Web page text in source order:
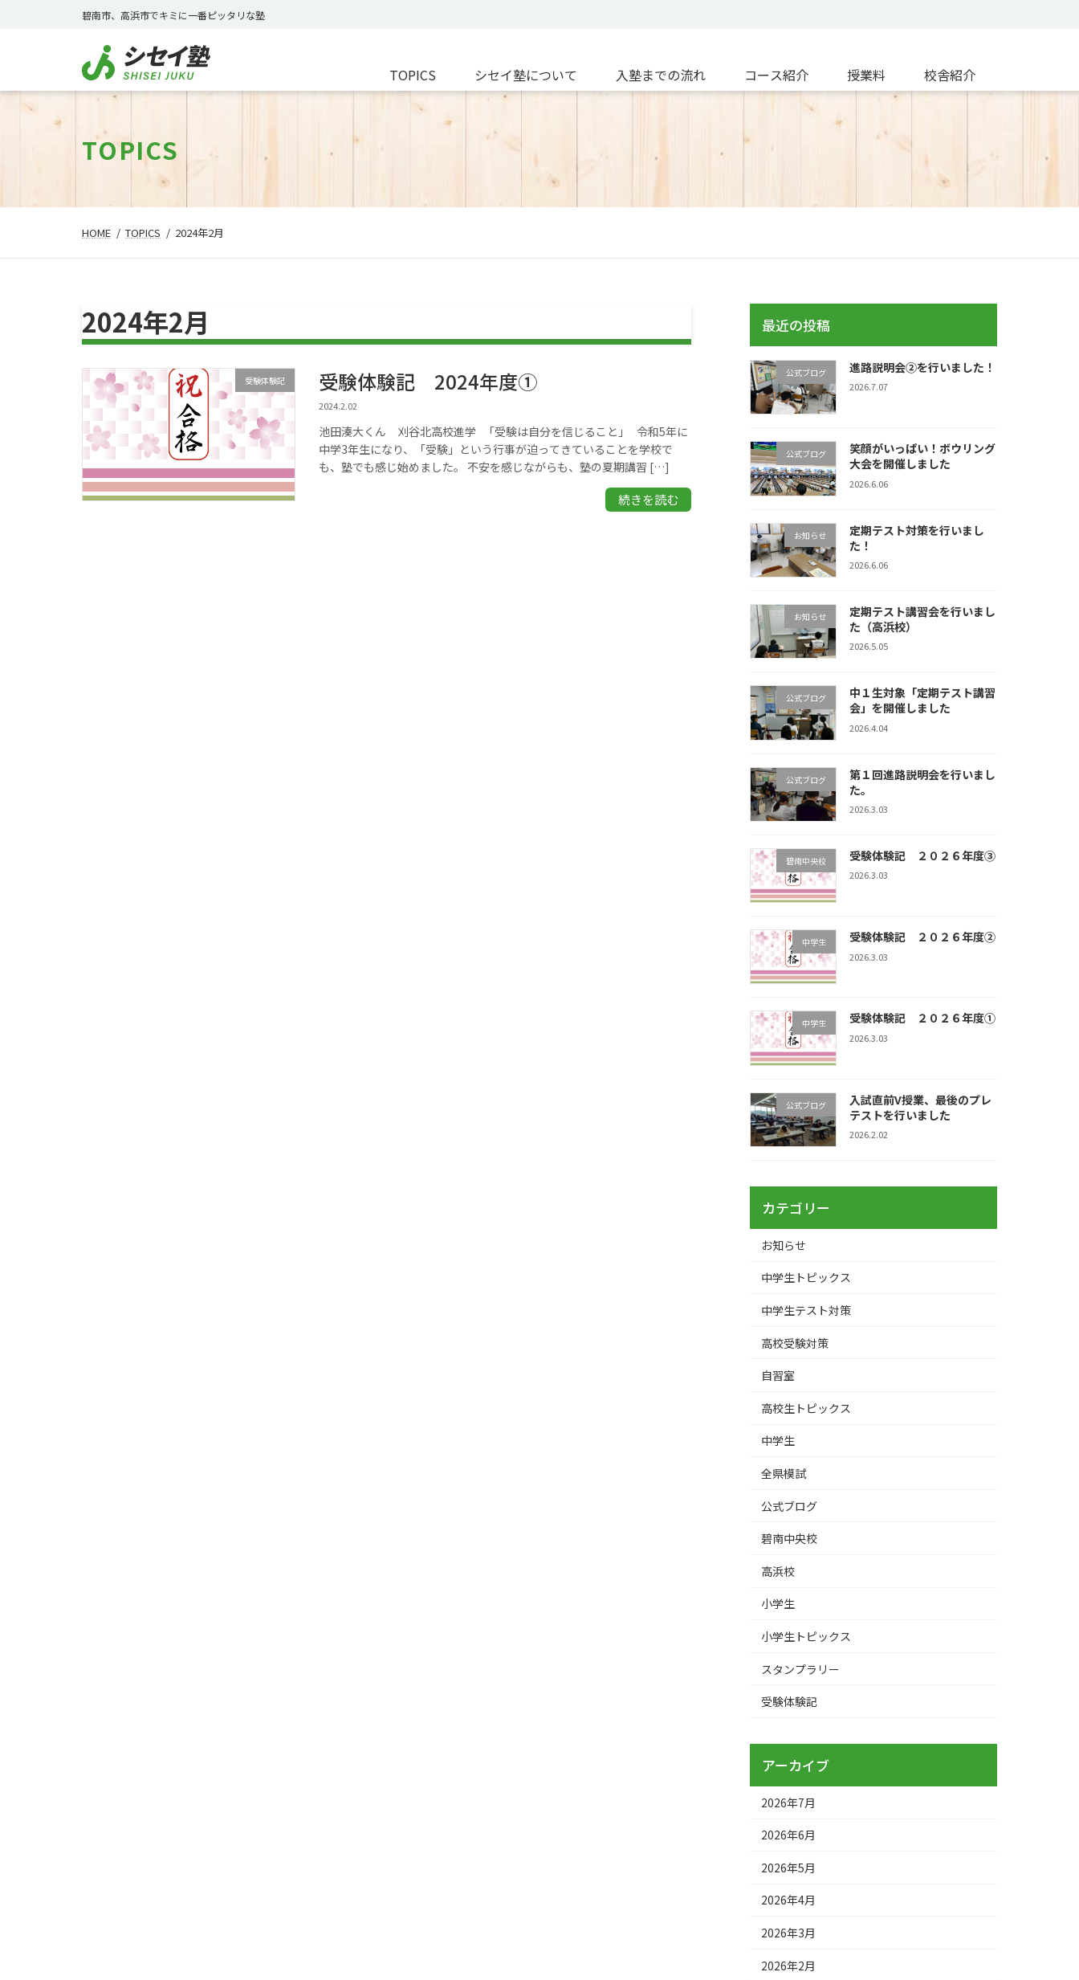
ツ
シ
碧南市、高浜市でキミに一番ピッタリな塾
TOPICS シセイ塾について 入塾までの流れ コース紹介 授業料 校舎紹介
TOPICS
HOME TOPICS 2024年2月
2024年2月
受験体験記 受験体験記 2024年度➀
2024.2.02
池田湊大くん 刈谷北高校進学 「受験は自分を信じること」 令和5年に
中学3年生になり、「受験」という行事が迫ってきていることを学校で
も、塾でも感じ始めました。 不安を感じながらも、塾の夏期講習 […]
続きを読む
最近の投稿
公式ブログ 進路説明会②を行いました！
2026.7.07
公式ブログ
笑顔がいっぱい！ボウリング
大会を開催しました
2026.6.06
お知らせ
定期テスト対策を行いまし
た！
2026.6.06
お知らせ
定期テスト講習会を行いまし
た（高浜校）
2026.5.05
公式ブログ
中１生対象「定期テスト講習
会」を開催しました
2026.4.04
公式ブログ
第１回進路説明会を行いまし
た。
2026.3.03
碧南中央校 受験体験記 ２０２６年度③
2026.3.03
中学生 受験体験記 ２０２６年度②
2026.3.03
中学生 受験体験記 ２０２６年度①
2026.3.03
公式ブログ
入試直前V授業、最後のプレ
テストを行いました
2026.2.02
カテゴリー
お知らせ
中学生トピックス
中学生テスト対策
高校受験対策
自習室
高校生トピックス
中学生
全県模試
公式ブログ
碧南中央校
高浜校
小学生
小学生トピックス
スタンプラリー
受験体験記
アーカイブ
2026年7月
2026年6月
2026年5月
2026年4月
2026年3月
2026年2月